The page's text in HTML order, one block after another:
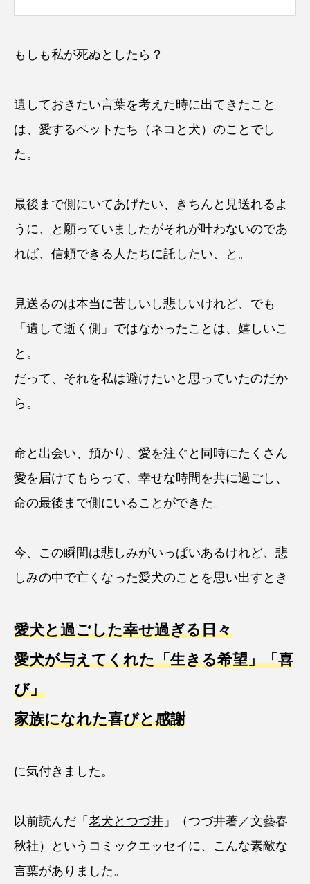
もしも私が死ぬとしたら？
遺しておきたい言葉を考えた時に出てきたこと
は、愛するペットたち（ネコと犬）のことでし
た。
最後まで側にいてあげたい、きちんと見送れるよ
うに、と願っていましたがそれが叶わないのであ
れば、信頼できる人たちに託したい、と。
見送るのは本当に苦しいし悲しいけれど、でも
「遺して逝く側」ではなかったことは、嬉しいこ
と。
だって、それを私は避けたいと思っていたのだか
ら。
命と出会い、預かり、愛を注ぐと同時にたくさん
愛を届けてもらって、幸せな時間を共に過ごし、
命の最後まで側にいることができた。
今、この瞬間は悲しみがいっぱいあるけれど、悲
しみの中で亡くなった愛犬のことを思い出すとき
愛犬と過ごした幸せ過ぎる日々
愛犬が与えてくれた「生きる希望」「喜
び」
家族になれた喜びと感謝
に気付きました。
以前読んだ「 老犬とつづ井 」（つづ井著／文藝春
秋社）というコミックエッセイに、こんな素敵な
言葉がありました。